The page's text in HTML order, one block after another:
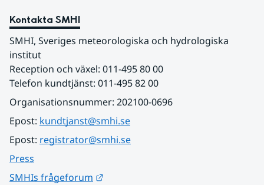
Kontakta SMHI
SMHI, Sveriges meteorologiska och hydrologiska
institut
Reception och växel: 011-495 80 00
Telefon kundtjänst: 011-495 82 00
Organisationsnummer: 202100-0696
Epost: kundtjanst@smhi.se
Epost: registrator@smhi.se
Press
SMHIs frågeforum